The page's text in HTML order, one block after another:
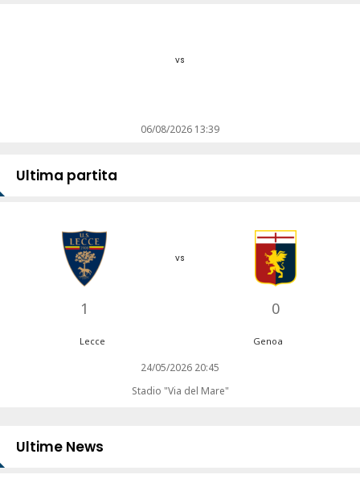
vs
06/08/2026 13:39
Ultima partita
1
vs
0
Lecce Genoa
24/05/2026 20:45
Stadio "Via del Mare"
Ultime News